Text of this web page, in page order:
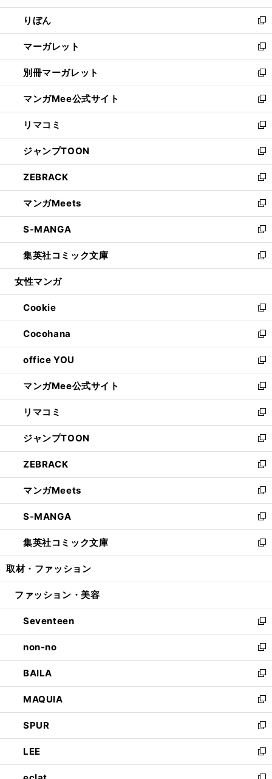
開
く
ウ
で
開
く
ン
ド
ウ
で
開
く
ウ
ィ
ン
ド
ウ
で
開
く
りぼん
新
し
い
ウ
ィ
ン
ド
ウ
で
開
く
マーガレット
新
し
い
ウ
ィ
ン
ド
ウ
で
開
く
別冊マーガレット
新
し
い
ウ
ィ
ン
ド
ウ
で
開
く
マンガMee公式サイト
新
し
い
ウ
ィ
ン
ド
ウ
で
開
く
リマコミ
新
し
い
ウ
ィ
ン
ド
ウ
で
開
く
ジャンプTOON
新
し
い
ウ
ィ
ン
ド
ウ
で
開
ZEBRACK
新
し
い
ウ
ィ
ン
ド
ウ
開
く
マンガMeets
新
し
い
ウ
ィ
ン
ウ
で
開
く
S-MANGA
新
し
い
ウ
ン
ド
ウ
で
開
く
集英社コミック文庫
新
し
ウ
ィ
ン
ド
ウ
で
開
く
女性マンガ
Cookie
新
し
い
ウ
ィ
ン
ド
ウ
で
開
く
Cocohana
新
し
い
ウ
ィ
ン
ド
ウ
で
開
く
office YOU
新
し
い
ウ
ィ
ン
ド
ウ
で
開
く
マンガMee公式サイト
新
し
い
ウ
ィ
ン
ド
ウ
で
開
く
リマコミ
新
し
い
ウ
ィ
ン
ド
ウ
で
開
く
ジャンプTOON
新
し
い
ウ
ィ
ン
ド
ウ
で
開
ZEBRACK
新
し
い
ウ
ィ
ン
ド
ウ
開
マンガMeets
新
し
い
ウ
ィ
ン
ウ
開
く
S-MANGA
新
し
い
ウ
ン
ウ
で
開
く
集英社コミック文庫
新
し
ウ
ン
ド
ウ
で
開
く
取材・ファッション
ファッション・美容
Seventeen
新
し
い
ウ
ィ
ン
ド
ウ
で
開
く
non-no
新
し
い
ウ
ィ
ン
ド
ウ
で
開
BAILA
新
し
い
ウ
ィ
ン
ド
ウ
MAQUIA
新
し
い
ウ
ィ
ン
SPUR
新
し
い
ウ
LEE
新
し